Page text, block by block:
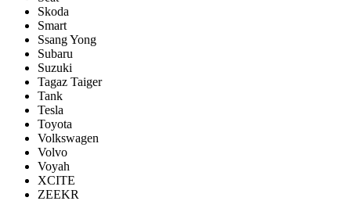
Skoda
Smart
Ssang Yong
Subaru
Suzuki
Tagaz Taiger
Tank
Tesla
Toyota
Volkswagen
Volvo
Voyah
XCITE
ZEEKR